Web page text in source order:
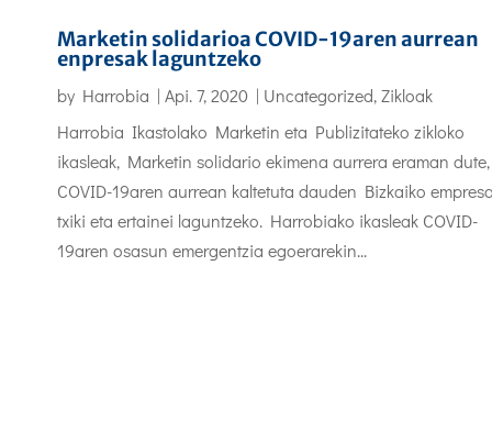
Marketin solidarioa COVID-19aren aurrean
enpresak laguntzeko
by Harrobia | Api. 7, 2020 | Uncategorized,Zikloak
Harrobia Ikastolako Marketin eta Publizitateko zikloko
ikasleak, Marketin solidario ekimena aurrera eraman dute,
COVID-19aren aurrean kaltetuta dauden Bizkaiko
txiki eta ertainei laguntzeko. Harrobiako ikasleak COVID-
19aren osasun emergentzia egoerarekin...